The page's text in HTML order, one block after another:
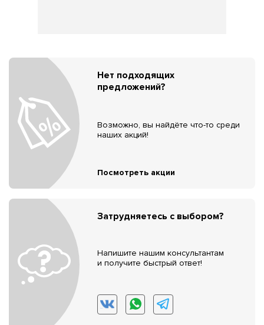
Нет подходящих
предложений?
Возможно, вы найдёте что-то среди
наших акций!
Посмотреть акции
Затрудняетесь с выбором?
Напишите нашим консультантам
и получите быстрый ответ!